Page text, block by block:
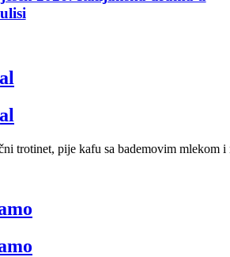
trotinet, pije kafu sa bademovim mlekom